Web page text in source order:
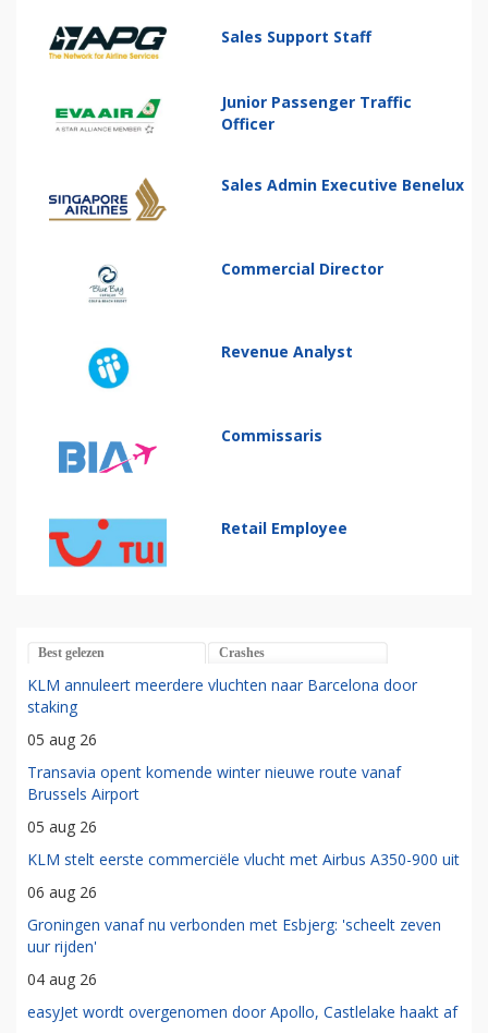
Sales Support Staff
Junior Passenger Traffic
Officer
Sales Admin Executive Benelux
Commercial Director
Revenue Analyst
Commissaris
Retail Employee
Best gelezen Crashes
KLM annuleert meerdere vluchten naar Barcelona door
staking
05 aug 26
Transavia opent komende winter nieuwe route vanaf
Brussels Airport
05 aug 26
KLM stelt eerste commerciële vlucht met Airbus A350-900 uit
06 aug 26
Groningen vanaf nu verbonden met Esbjerg: 'scheelt zeven
uur rijden'
04 aug 26
easyJet wordt overgenomen door Apollo, Castlelake haakt af